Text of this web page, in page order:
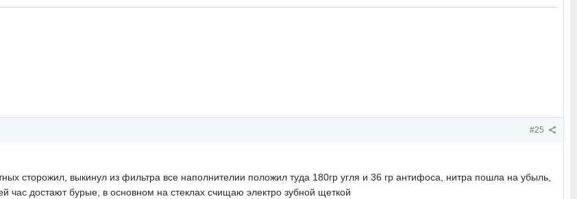
#25
сторожил, выкинул из фильтра все наполнителии положил туда 180гр угля и 36 гр антифоса, нитра пошла на убыль,
час достают бурые, в основном на стеклах счищаю электро зубной щеткой